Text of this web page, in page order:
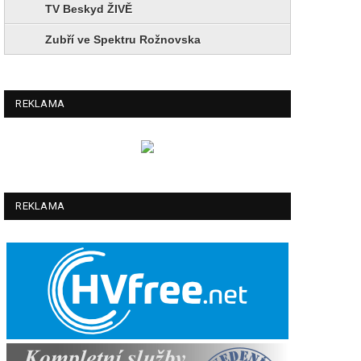
TV Beskyd ŽIVĚ
Zubří ve Spektru Rožnovska
REKLAMA
REKLAMA